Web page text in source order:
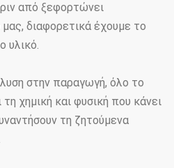
από ξεφορτώνει
διαφορετικά έχουμε το
υλικό.
στην παραγωγή, όλο το
χημική και φυσική που κάνει
τη ζητούμενα